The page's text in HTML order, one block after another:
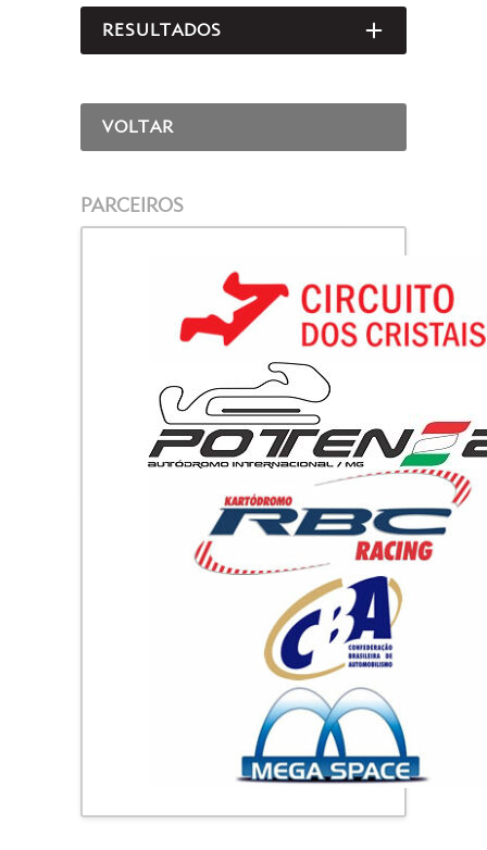
RESULTADOS
VOLTAR
PARCEIROS